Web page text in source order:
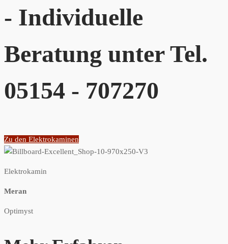
- Individuelle
Beratung unter Tel.
05154 - 707270
Zu den Elektrokaminen
Elektrokamin
Meran
Optimyst